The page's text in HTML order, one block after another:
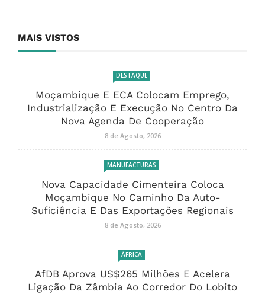
MAIS VISTOS
DESTAQUE
Moçambique E ECA Colocam Emprego,
Industrialização E Execução No Centro Da
Nova Agenda De Cooperação
8 de Agosto, 2026
MANUFACTURAS
Nova Capacidade Cimenteira Coloca
Moçambique No Caminho Da Auto-
Suficiência E Das Exportações Regionais
8 de Agosto, 2026
ÁFRICA
AfDB Aprova US$265 Milhões E Acelera
Ligação Da Zâmbia Ao Corredor Do Lobito